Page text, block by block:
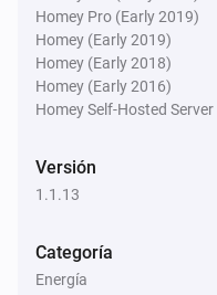
El contador de
Solar
La potencia ha
El contador de
Y...
Homey Pro (Early 2019)
Homey (Early 2019)
Homey (Early 2018)
Homey (Early 2016)
Homey Self-Hosted Server
Versión
1.1.13
Categoría
Energía